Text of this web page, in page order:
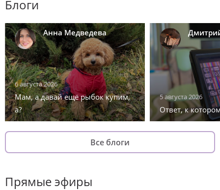
Блоги
Анна Медведева
6 августа 2026
Мам, а давай ещё рыбок купим,
а?
5 августа 2026
Ответ, к
Все блоги
Прямые эфиры